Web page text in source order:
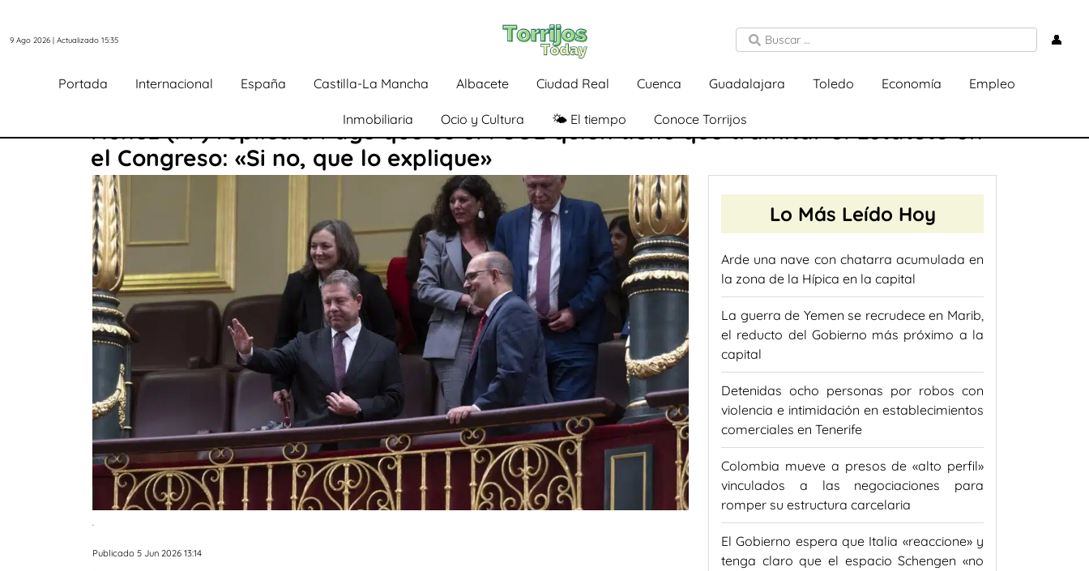
9 Ago 2026 | Actualizado 15:35 👤
Portada Internacional España Castilla-La Mancha Albacete Ciudad Real Cuenca Guadalajara Toledo Economía Empleo
Inmobiliaria Ocio y Cultura 🌤️ El tiempo Conoce Torrijos
Núñez (PP) replica a Page que es el PSOE quien tiene que tramitar el Estatuto en
el Congreso: «Si no, que lo explique»
.
Publicado 5 Jun 2026 13:14
Lo Más Leído Hoy
Arde una nave con chatarra acumulada en
la zona de la Hípica en la capital
La guerra de Yemen se recrudece en Marib,
el reducto del Gobierno más próximo a la
capital
Detenidas ocho personas por robos con
violencia e intimidación en establecimientos
comerciales en Tenerife
Colombia mueve a presos de «alto perfil»
vinculados a las negociaciones para
romper su estructura carcelaria
El Gobierno espera que Italia «reaccione» y
tenga claro que el espacio Schengen «no